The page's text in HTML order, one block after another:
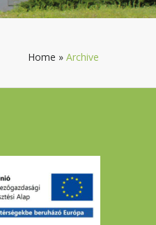
Home » Archive